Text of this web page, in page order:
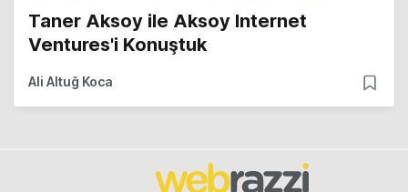
Taner Aksoy ile Aksoy Internet
Ventures'i Konuştuk
Ali Altuğ Koca